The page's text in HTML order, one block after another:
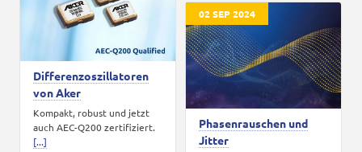
Differenzoszillatoren
von Aker
Kompakt, robust und jetzt
auch AEC-Q200 zertifiziert.
[...]
02 SEP 2024
Phasenrauschen und
Jitter